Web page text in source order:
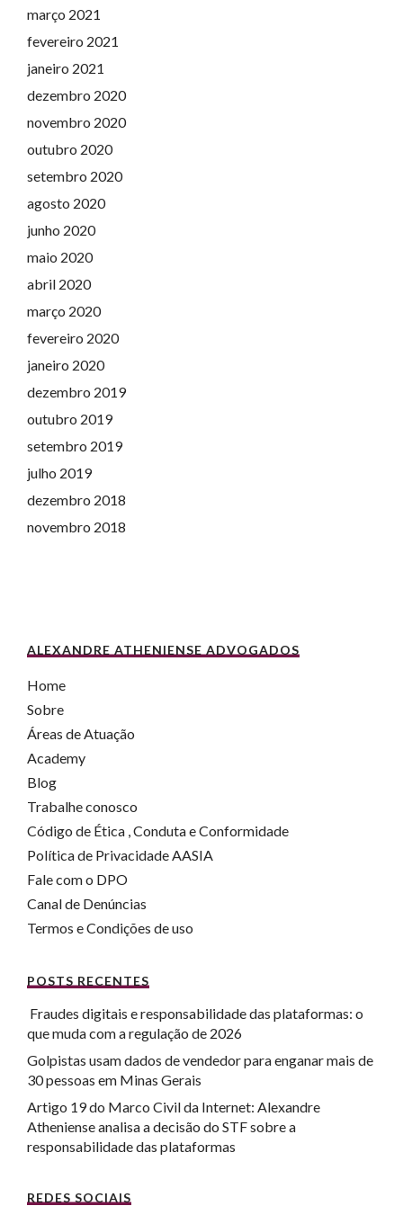
março 2021
fevereiro 2021
janeiro 2021
dezembro 2020
novembro 2020
outubro 2020
setembro 2020
agosto 2020
junho 2020
maio 2020
abril 2020
março 2020
fevereiro 2020
janeiro 2020
dezembro 2019
outubro 2019
setembro 2019
julho 2019
dezembro 2018
novembro 2018
ALEXANDRE ATHENIENSE ADVOGADOS
Home
Sobre
Áreas de Atuação
Academy
Blog
Trabalhe conosco
Código de Ética , Conduta e Conformidade
Política de Privacidade AASIA
Fale com o DPO
Canal de Denúncias
Termos e Condições de uso
POSTS RECENTES
Fraudes digitais e responsabilidade das plataformas: o
que muda com a regulação de 2026
Golpistas usam dados de vendedor para enganar mais de
30 pessoas em Minas Gerais
Artigo 19 do Marco Civil da Internet: Alexandre
Atheniense analisa a decisão do STF sobre a
responsabilidade das plataformas
REDES SOCIAIS